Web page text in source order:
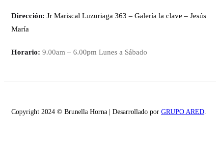
Dirección: Jr Mariscal Luzuriaga 363 – Galería la clave – Jesús
María
Horario: 9.00am – 6.00pm Lunes a Sábado
Copyright 2024 © Brunella Horna | Desarrollado por GRUPO ARED